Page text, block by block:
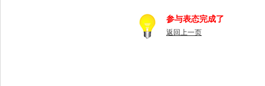
参与表态完成了
返回上一页